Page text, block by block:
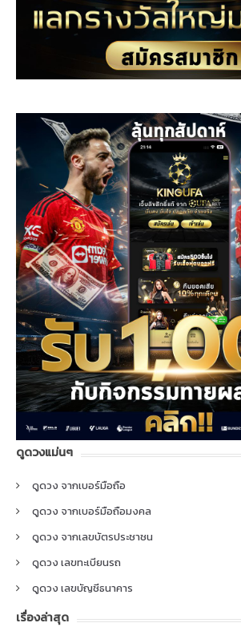
ดูดวงแม่นๆ
ดูดวง จากเบอร์มือถือ
ดูดวง จากเบอร์มือถือมงคล
ดูดวง จากเลขบัตรประชาชน
ดูดวง เลขทะเบียนรถ
ดูดวง เลขบัญชีธนาคาร
เรื่องล่าสุด